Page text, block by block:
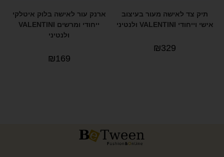
תיק צד לאישה מעור בעיצוב
אישי וייחודי VALENTINI ולנטיני
₪329
ארנק עור לאישה בלוק איטלקי
ייחודי ומרשים VALENTINI
ולנטיני
₪169